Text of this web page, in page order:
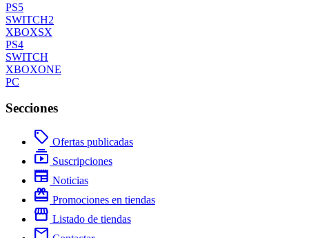
PS5
SWITCH2
XBOXSX
PS4
SWITCH
XBOXONE
PC
Secciones
local_offer Ofertas publicadas
subscriptions Suscripciones
newspaper Noticias
redeem Promociones en tiendas
storefront Listado de tiendas
mail